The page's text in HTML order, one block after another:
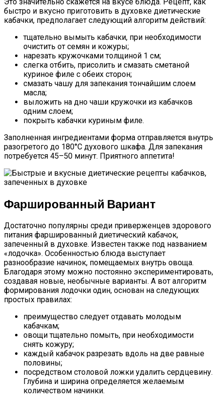
быстро и вкусно приготовить в духовке диетические
кабачки, предполагает следующий алгоритм действий:
тщательно вымыть кабачки, при необходимости
очистить от семян и кожуры;
нарезать кружочками толщиной 1 см;
слегка отбить, присолить и смазать сметаной
куриное филе с обеих сторон;
смазать чашу для запекания тончайшим слоем
масла;
выложить на дно чаши кружочки из кабачков
одним слоем;
покрыть кабачки куриным филе.
Заполненная ингредиентами форма отправляется внутрь
разогретого до 180°C духового шкафа. Для запекания
потребуется 45–50 минут. Приятного аппетита!
Фаршированный Вариант
Достаточно популярны среди приверженцев здорового
питания фаршированный диетический кабачок,
запеченный в духовке. Известен также под названием
«лодочка». Особенностью блюда выступает
разнообразие начинок, помещаемых внутрь овоща.
Благодаря этому можно постоянно экспериментировать,
создавая новые, необычные варианты. А вот алгоритм
формирования лодочки один, основан на следующих
простых правилах:
преимущество следует отдавать молодым
кабачкам;
овощи тщательно помыть, при необходимости
снять кожуру;
каждый кабачок разрезать вдоль на две равные
половины;
посредством столовой ложки удалить сердцевину.
Глубина и ширина определяется желаемым
количеством начинки.